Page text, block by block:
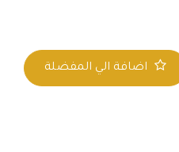
اضافة الي المفضلة